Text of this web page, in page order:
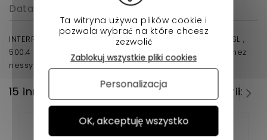
Data sheet
INTERRUPTEUR LEVE AIXAM 400 , 400.4 , 400 EVO , 400 SL ,
500.4 , 500.5 , 500 SL voiture sans permis d'origine chez
nessycar.fr
15 innych produktów w tej samej kategorii:
Ta witryna używa plików cookie i
pozwala wybrać na które chcesz
zezwolić
OK, akceptuję wszystko
Zablokuj wszystkie pliki cookies
Personalizacja